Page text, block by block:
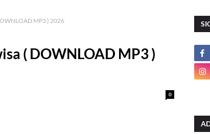
MP3 ) 2026
( DOWNLOAD MP3 )
0